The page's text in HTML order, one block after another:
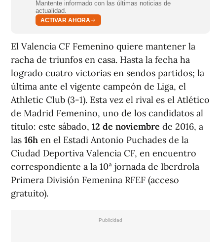
Mantente informado con las últimas noticias de
actualidad.
ACTIVAR AHORA
El Valencia CF Femenino quiere mantener la
racha de triunfos en casa. Hasta la fecha ha
logrado cuatro victorias en sendos partidos; la
última ante el vigente campeón de Liga, el
Athletic Club (3-1). Esta vez el rival es el Atlético
de Madrid Femenino, uno de los candidatos al
título: este sábado, 12 de noviembre de 2016, a
las 16h en el Estadi Antonio Puchades de la
Ciudad Deportiva Valencia CF, en encuentro
correspondiente a la 10ª jornada de Iberdrola
Primera División Femenina RFEF (acceso
gratuito).